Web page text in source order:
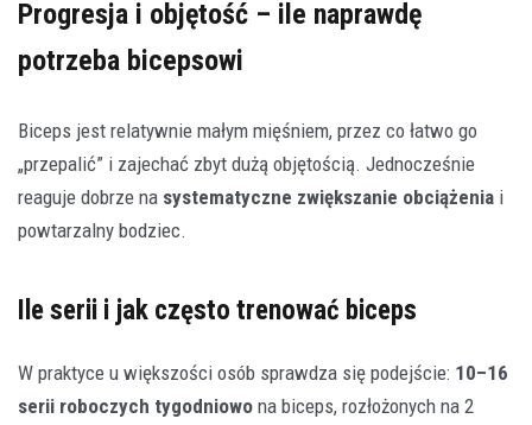
Progresja i objętość – ile naprawdę
potrzeba bicepsowi
Biceps jest relatywnie małym mięśniem, przez co łatwo go
„przepalić” i zajechać zbyt dużą objętością. Jednocześnie
reaguje dobrze na systematyczne zwiększanie obciążenia i
powtarzalny bodziec.
Ile serii i jak często trenować biceps
W praktyce u większości osób sprawdza się podejście: 10–16
serii roboczych tygodniowo na biceps, rozłożonych na 2